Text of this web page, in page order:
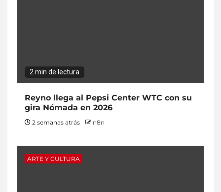
2 min de lectura
Reyno llega al Pepsi Center WTC con su
gira Nómada en 2026
2 semanas atrás n8n
ARTE Y CULTURA